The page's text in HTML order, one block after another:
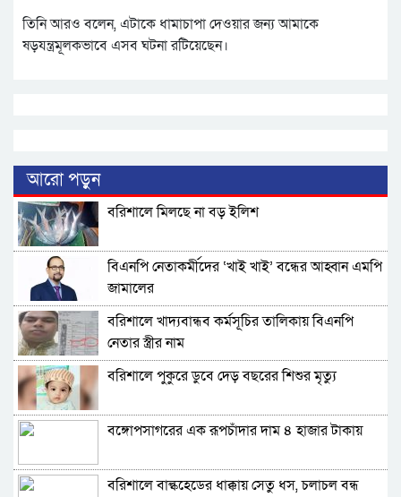
তিনি আরও বলেন, এটাকে ধামাচাপা দেওয়ার জন্য আমাকে
ষড়যন্ত্রমূলকভাবে এসব ঘটনা রটিয়েছেন।
আরো পড়ুন
বরিশালে মিলছে না বড় ইলিশ
বিএনপি নেতাকর্মীদের ‘খাই খাই’ বন্ধের আহ্বান এমপি
জামালের
বরিশালে খাদ্যবান্ধব কর্মসূচির তালিকায় বিএনপি
নেতার স্ত্রীর নাম
বরিশালে পুকুরে ডুবে দেড় বছরের শিশুর মৃত্যু
বঙ্গোপসাগরের এক রূপচাঁদার দাম ৪ হাজার টাকায়
বরিশালে বাল্কহেডের ধাক্কায় সেতু ধস, চলাচল বন্ধ